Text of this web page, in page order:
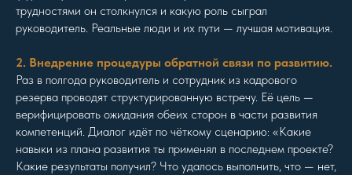
трудностями он столкнулся и какую роль сыграл
руководитель. Реальные люди и их пути — лучшая мотивация.
2. Внедрение процедуры обратной связи по развитию.
Раз в полгода руководитель и сотрудник из кадрового
резерва проводят структурированную встречу. Её цель —
верифицировать ожидания обеих сторон в части развития
компетенций. Диалог идёт по чёткому сценарию: «Какие
навыки из плана развития ты применял в последнем проекте?
Какие результаты получил? Что удалось выполнить, что — нет,